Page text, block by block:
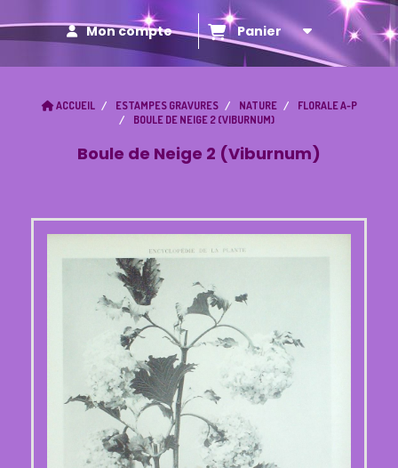
Mon compte Panier
ACCUEIL ESTAMPES GRAVURES NATURE
FLORALE A-P
BOULE DE NEIGE 2 (VIBURNUM)
Boule de Neige 2 (Viburnum)